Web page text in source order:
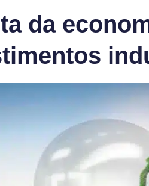
da